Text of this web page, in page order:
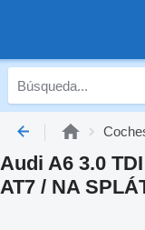
Audi A6 3.0
AT7 / NA